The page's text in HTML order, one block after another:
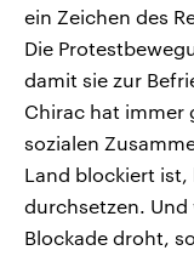
ein Zeichen des
Die
damit sie zur
Chirac hat immer
sozialen
Land blockiert ist,
durchsetzen. Und
Blockade droht,